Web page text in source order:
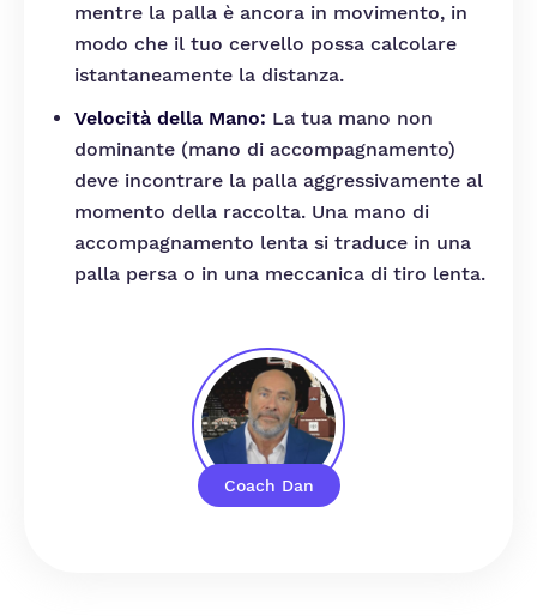
Coach Dan
mentre la palla è ancora in movimento, in
modo che il tuo cervello possa calcolare
istantaneamente la distanza.
Velocità della Mano: La tua mano non
dominante (mano di accompagnamento)
deve incontrare la palla aggressivamente al
momento della raccolta. Una mano di
accompagnamento lenta si traduce in una
palla persa o in una meccanica di tiro lenta.